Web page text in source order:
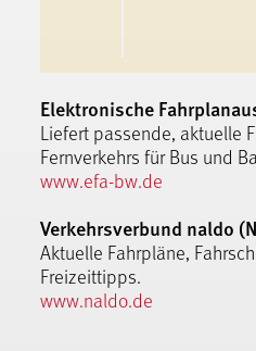
Elektronische
Liefert passende, aktuelle
Fernverkehrs für Bus und
www.efa-bw.de
Verkehrsverbund naldo
Aktuelle Fahrpläne,
Freizeittipps.
www.naldo.de